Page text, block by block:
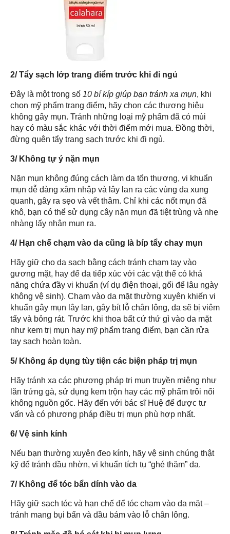
2/ Tẩy sạch lớp trang điểm trước khi đi ngủ
Đây là một trong số 10 bí kíp giúp bạn tránh xa mụn, khi
chọn mỹ phẩm trang điểm, hãy chọn các thương hiệu
không gây mụn. Tránh những loại mỹ phẩm đã có mùi
hay có màu sắc khác với thời điểm mới mua. Đồng thời,
đừng quên tẩy trang sạch trước khi đi ngủ.
3/ Không tự ý nặn mụn
Nặn mụn không đúng cách làm da tổn thương, vi khuẩn
mụn dễ dàng xâm nhập và lây lan ra các vùng da xung
quanh, gây ra sẹo và vết thâm. Chỉ khi các nốt mụn đã
khô, bạn có thể sử dụng cây nặn mụn đã tiệt trùng và nhẹ
nhàng lấy nhân mụn ra.
4/ Hạn chế chạm vào da cũng là bíp tẩy chay mụn
Hãy giữ cho da sạch bằng cách tránh chạm tay vào
gương mặt, hay để da tiếp xúc với các vật thể có khả
năng chứa đầy vi khuẩn (ví dụ điện thoại, gối để lâu ngày
không vệ sinh). Chạm vào da mặt thường xuyên khiến vi
khuẩn gây mụn lây lan, gây bít lỗ chân lông, da sẽ bị viêm
tấy và bỏng rát. Trước khi thoa bất cứ thứ gì vào da mặt
như kem trị mụn hay mỹ phẩm trang điểm, bạn cần rửa
tay sạch hoàn toàn.
5/ Không áp dụng tùy tiện các biện pháp trị mụn
Hãy tránh xa các phương pháp trị mụn truyền miệng như
lăn trứng gà, sử dụng kem trộn hay các mỹ phẩm trôi nổi
không nguồn gốc. Hãy đến với bác sĩ Huệ để được tư
vấn và có phương pháp điều trị mụn phù hợp nhất.
6/ Vệ sinh kính
Nếu bạn thường xuyên đeo kính, hãy vệ sinh chúng thật
kỹ để tránh dầu nhờn, vi khuẩn tích tụ “ghé thăm” da.
7/ Không để tóc bẩn dính vào da
Hãy giữ sạch tóc và hạn chế để tóc chạm vào da mặt –
tránh mang bụi bẩn và dầu bám vào lỗ chân lông.